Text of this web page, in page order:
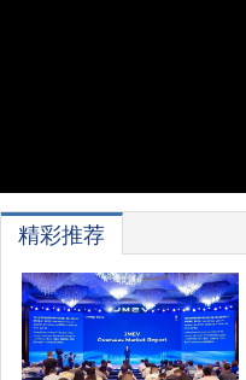
精彩推荐